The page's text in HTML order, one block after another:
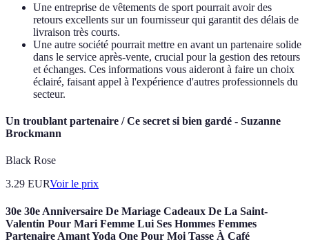
Une entreprise de vêtements de sport pourrait avoir des
retours excellents sur un fournisseur qui garantit des délais de
livraison très courts.
Une autre société pourrait mettre en avant un partenaire solide
dans le service après-vente, crucial pour la gestion des retours
et échanges. Ces informations vous aideront à faire un choix
éclairé, faisant appel à l'expérience d'autres professionnels du
secteur.
Un troublant partenaire / Ce secret si bien gardé - Suzanne
Brockmann
Black Rose
3.29 EURVoir le prix
30e 30e Anniversaire De Mariage Cadeaux De La Saint-
Valentin Pour Mari Femme Lui Ses Hommes Femmes
Partenaire Amant Yoda One Pour Moi Tasse À Café